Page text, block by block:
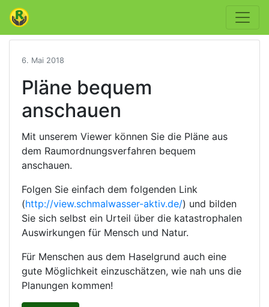
6. Mai 2018
Pläne bequem
anschauen
Mit unserem Viewer können Sie die Pläne aus
dem Raumordnungsverfahren bequem
anschauen.
Folgen Sie einfach dem folgenden Link
(http://view.schmalwasser-aktiv.de/) und bilden
Sie sich selbst ein Urteil über die katastrophalen
Auswirkungen für Mensch und Natur.
Für Menschen aus dem Haselgrund auch eine
gute Möglichkeit einzuschätzen, wie nah uns die
Planungen kommen!